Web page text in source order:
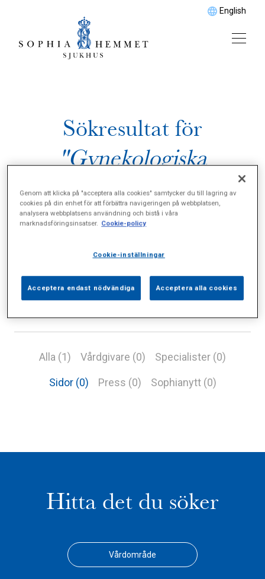
English
Sökresultat för
"Gynekologiska
plastikkirurgiska
ingrepp"
Alla (1) Vårdgivare (0) Specialister (0)
Sidor (0) Press (0) Sophianytt (0)
Hitta det du söker
Vårdområde
Genom att klicka på "acceptera alla cookies" samtycker du till lagring av
cookies på din enhet för att förbättra navigeringen på webbplatsen,
analysera webbplatsens användning och bistå i våra
marknadsföringsinsatser. Cookie-policy
Cookie-inställningar
Acceptera endast nödvändiga Acceptera alla cookies